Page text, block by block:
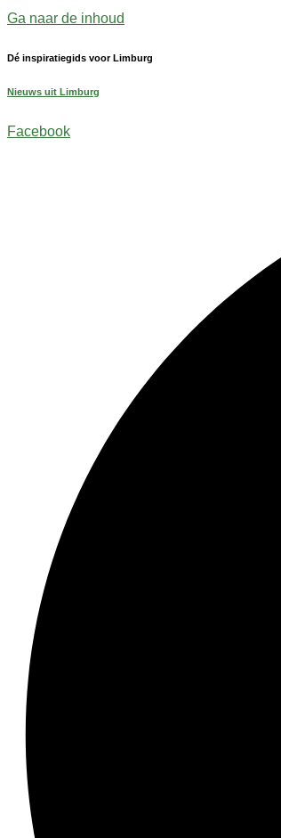
Ga naar de inhoud
Dé inspiratiegids voor Limburg
Nieuws uit Limburg
Facebook